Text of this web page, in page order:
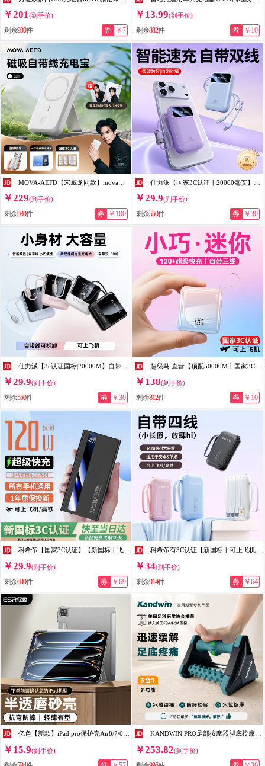
￥201(到手价)
剩余930件 券 ￥7
￥13.99(到手价)
剩余882件 券 ￥10
￥229(到手价)
剩余980件 券 ￥100
￥29.9(到手价)
剩余550件 券 ￥30
￥29.9(到手价)
剩余550件 券 ￥30
￥138(到手价)
剩余812件 券 ￥10
￥29.9(到手价)
剩余690件 券 ￥69
￥34(到手价)
剩余914件 券 ￥64
￥15.9(到手价) ￥253.82(到手价)